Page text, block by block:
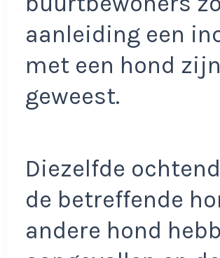
aanleiding een
met een hond zijn
geweest.
Diezelfde
de betreffende
andere hond